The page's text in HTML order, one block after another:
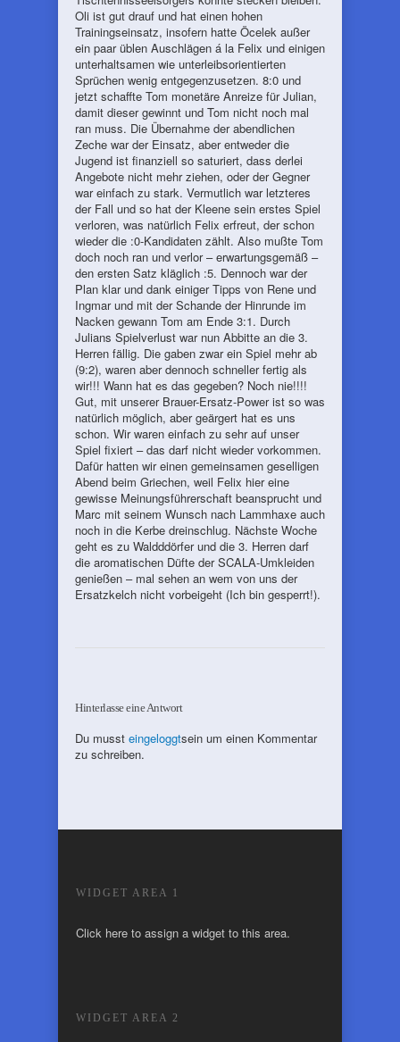
Oli ist gut drauf und hat einen hohen
Trainingseinsatz, insofern hatte Öcelek außer
ein paar üblen Auschlägen á la Felix und einigen
unterhaltsamen wie unterleibsorientierten
Sprüchen wenig entgegenzusetzen. 8:0 und
jetzt schaffte Tom monetäre Anreize für Julian,
damit dieser gewinnt und Tom nicht noch mal
ran muss. Die Übernahme der abendlichen
Zeche war der Einsatz, aber entweder die
Jugend ist finanziell so saturiert, dass derlei
Angebote nicht mehr ziehen, oder der Gegner
war einfach zu stark. Vermutlich war letzteres
der Fall und so hat der Kleene sein erstes Spiel
verloren, was natürlich Felix erfreut, der schon
wieder die :0-Kandidaten zählt. Also mußte Tom
doch noch ran und verlor – erwartungsgemäß –
den ersten Satz kläglich :5. Dennoch war der
Plan klar und dank einiger Tipps von Rene und
Ingmar und mit der Schande der Hinrunde im
Nacken gewann Tom am Ende 3:1. Durch
Julians Spielverlust war nun Abbitte an die 3.
Herren fällig. Die gaben zwar ein Spiel mehr ab
(9:2), waren aber dennoch schneller fertig als
wir!!! Wann hat es das gegeben? Noch nie!!!!
Gut, mit unserer Brauer-Ersatz-Power ist so was
natürlich möglich, aber geärgert hat es uns
schon. Wir waren einfach zu sehr auf unser
Spiel fixiert – das darf nicht wieder vorkommen.
Dafür hatten wir einen gemeinsamen geselligen
Abend beim Griechen, weil Felix hier eine
gewisse Meinungsführerschaft beansprucht und
Marc mit seinem Wunsch nach Lammhaxe auch
noch in die Kerbe dreinschlug. Nächste Woche
geht es zu Waldddörfer und die 3. Herren darf
die aromatischen Düfte der SCALA-Umkleiden
genießen – mal sehen an wem von uns der
Ersatzkelch nicht vorbeigeht (Ich bin gesperrt!).
Hinterlasse eine Antwort
Du musst eingeloggtsein um einen Kommentar
zu schreiben.
WIDGET AREA 1
Click here to assign a widget to this area.
WIDGET AREA 2